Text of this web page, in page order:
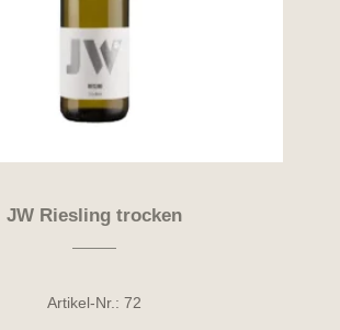
JW Riesling trocken
Artikel-Nr.: 72